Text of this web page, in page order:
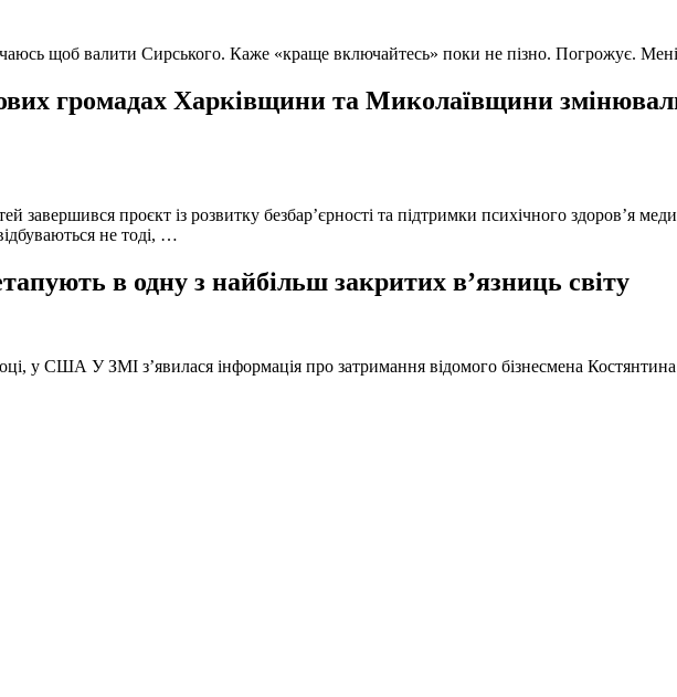
щоб валити Сирського. Каже «краще включайтесь» поки не пізно. Погрожує.
громадах Харківщини та Миколаївщини
завершився проєкт із розвитку безбар’єрності та підтримки психічного здоров’я
не тоді, …
в одну з найбільш закритих в’язниць світу
у США У ЗМІ з’явилася інформація про затримання відомого бізнесмена